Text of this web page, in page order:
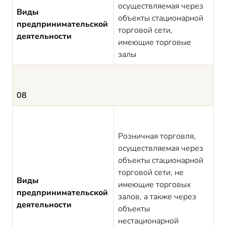
Виды
предпринимательской
деятельности
осуществляемая через
объекты стационарной
торговой сети,
имеющие торговые
залы
08
Виды
предпринимательской
деятельности
Розничная торговля,
осуществляемая через
объекты стационарной
торговой сети, не
имеющие торговых
залов, а также через
объекты
нестационарной